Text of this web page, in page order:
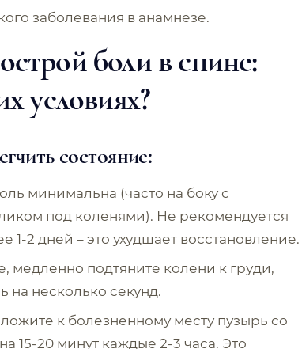
заболевания в анамнезе.
боли в спине:
условиях?
состояние:
минимальна (часто на боку с
под коленями). Не рекомендуется
2 дней – это ухудшает восстановление.
медленно подтяните колени к груди,
на несколько секунд.
к болезненному месту пузырь со
15-20 минут каждые 2-3 часа. Это